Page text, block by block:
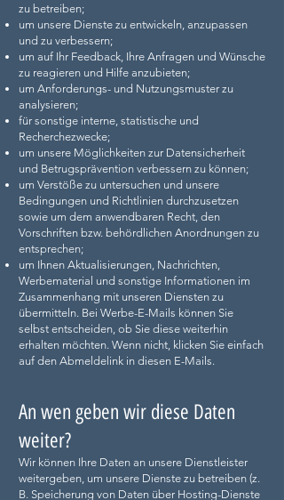
zu betreiben;
um unsere Dienste zu entwickeln, anzupassen
und zu verbessern;
um auf Ihr Feedback, Ihre Anfragen und Wünsche
zu reagieren und Hilfe anzubieten;
um Anforderungs- und Nutzungsmuster zu
analysieren;
für sonstige interne, statistische und
Recherchezwecke;
um unsere Möglichkeiten zur Datensicherheit
und Betrugsprävention verbessern zu können;
um Verstöße zu untersuchen und unsere
Bedingungen und Richtlinien durchzusetzen
sowie um dem anwendbaren Recht, den
Vorschriften bzw. behördlichen Anordnungen zu
entsprechen;
um Ihnen Aktualisierungen, Nachrichten,
Werbematerial und sonstige Informationen im
Zusammenhang mit unseren Diensten zu
übermitteln. Bei Werbe-E-Mails können Sie
selbst entscheiden, ob Sie diese weiterhin
erhalten möchten. Wenn nicht, klicken Sie einfach
auf den Abmeldelink in diesen E-Mails.
An wen geben wir diese Daten
weiter?
Wir können Ihre Daten an unsere Dienstleister
weitergeben, um unsere Dienste zu betreiben (z.
B. Speicherung von Daten über Hosting-Dienste